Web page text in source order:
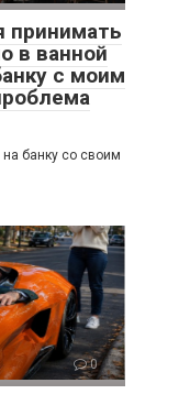
принимать
в ванной
с моим
банку со своим
0